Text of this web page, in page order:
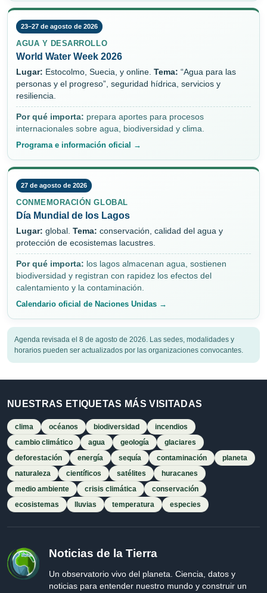
23–27 de agosto de 2026
AGUA Y DESARROLLO
World Water Week 2026
Lugar: Estocolmo, Suecia, y online. Tema: “Agua para las
personas y el progreso”, seguridad hídrica, servicios y
resiliencia.
Por qué importa: prepara aportes para procesos
internacionales sobre agua, biodiversidad y clima.
Programa e información oficial →
27 de agosto de 2026
CONMEMORACIÓN GLOBAL
Día Mundial de los Lagos
Lugar: global. Tema: conservación, calidad del agua y
protección de ecosistemas lacustres.
Por qué importa: los lagos almacenan agua, sostienen
biodiversidad y registran con rapidez los efectos del
calentamiento y la contaminación.
Calendario oficial de Naciones Unidas →
Agenda revisada el 8 de agosto de 2026. Las sedes, modalidades y
horarios pueden ser actualizados por las organizaciones convocantes.
NUESTRAS ETIQUETAS MÁS VISITADAS
clima océanos biodiversidad
incendios
cambio climático
agua geología
glaciares
deforestación
energía sequía contaminación
planeta
naturaleza
científicos satélites
huracanes
medio ambiente
crisis climática
conservación
ecosistemas
lluvias temperatura especies
Noticias de la Tierra
Un observatorio vivo del planeta. Ciencia, datos y
noticias para entender nuestro mundo y construir un